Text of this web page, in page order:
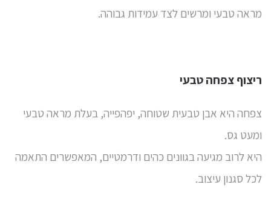
מראה טבעי ומרשים לצד עמידות גבוהה.
ריצוף צפחה טבעי
צפחה היא אבן טבעית שטוחה, יפהפייה, בעלת מראה טבעי
ומעט גס.
היא לרוב מגיעה בגוונים כהים ודרמטיים, המאפשרים התאמה
לכל סגנון עיצוב.